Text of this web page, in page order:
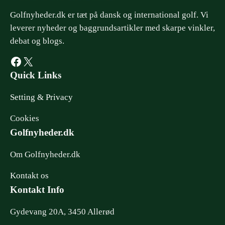
Golfnyheder.dk er tæt på dansk og international golf. Vi
leverer nyheder og baggrundsartikler med skarpe vinkler,
debat og blogs.
Facebook X
Quick Links
Setting & Privacy
Cookies
Golfnyheder.dk
Om Golfnyheder.dk
Kontakt os
Kontakt Info
Gydevang 20A, 3450 Allerød